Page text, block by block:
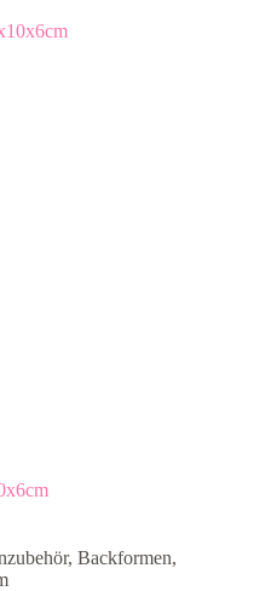
, Backformen,